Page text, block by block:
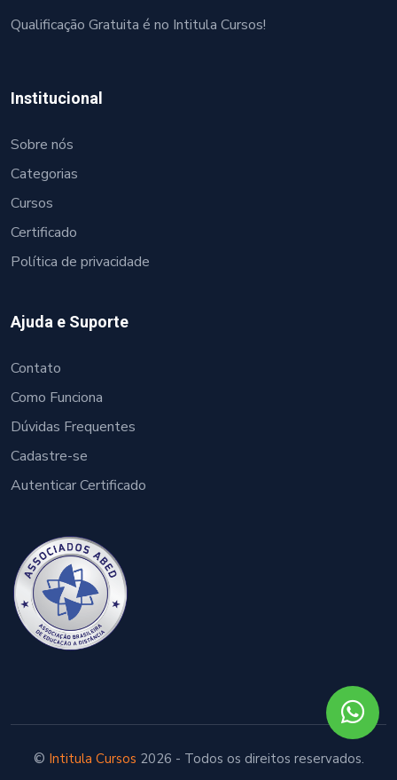
Qualificação Gratuita é no Intitula Cursos!
Institucional
Sobre nós
Categorias
Cursos
Certificado
Política de privacidade
Ajuda e Suporte
Contato
Como Funciona
Dúvidas Frequentes
Cadastre-se
Autenticar Certificado
© Intitula Cursos 2026 - Todos os direitos reservados.